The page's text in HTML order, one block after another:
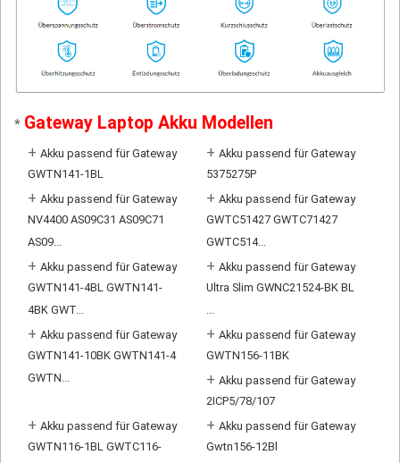
* Gateway Laptop Akku Modellen
+ Akku passend für Gateway
GWTN141-1BL
+ Akku passend für Gateway
5375275P
+ Akku passend für Gateway
NV4400 AS09C31 AS09C71
AS09...
+ Akku passend für Gateway
GWTC51427 GWTC71427
GWTC514...
+ Akku passend für Gateway
GWTN141-4BL GWTN141-
4BK GWT...
+ Akku passend für Gateway
Ultra Slim GWNC21524-BK BL
...
+ Akku passend für Gateway
GWTN141-10BK GWTN141-4
GWTN...
+ Akku passend für Gateway
GWTN156-11BK
+ Akku passend für Gateway
2ICP5/78/107
+ Akku passend für Gateway
GWTN116-1BL GWTC116-
+ Akku passend für Gateway
Gwtn156-12Bl